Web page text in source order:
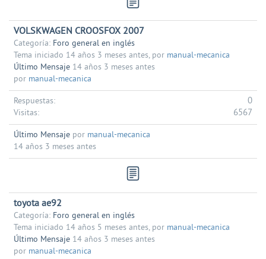
VOLSKWAGEN CROOSFOX 2007
Categoría: Foro general en inglés
Tema iniciado 14 años 3 meses antes, por manual-mecanica
Último Mensaje 14 años 3 meses antes
por manual-mecanica
Respuestas: 0
Visitas: 6567
Último Mensaje por manual-mecanica
14 años 3 meses antes
toyota ae92
Categoría: Foro general en inglés
Tema iniciado 14 años 5 meses antes, por manual-mecanica
Último Mensaje 14 años 3 meses antes
por manual-mecanica